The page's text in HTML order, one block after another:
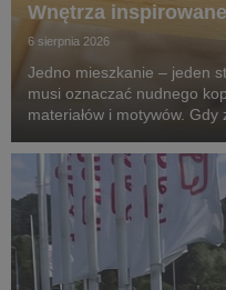
Wnętrza
6 sierpnia 2026
Jedno mieszkanie – jeden
musi oznaczać nudnego
materiałów i motywów.
po różnych zakątkach